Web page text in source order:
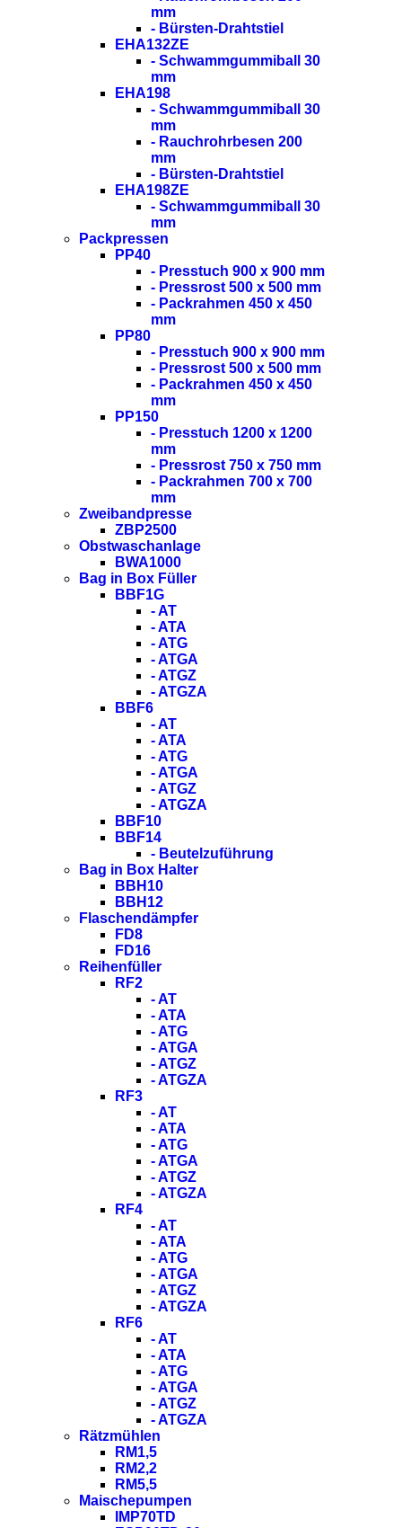
mm
- Bürsten-Drahtstiel
EHA132ZE
- Schwammgummiball 30
mm
EHA198
- Schwammgummiball 30
mm
- Rauchrohrbesen 200
mm
- Bürsten-Drahtstiel
EHA198ZE
- Schwammgummiball 30
mm
Packpressen
PP40
- Presstuch 900 x 900 mm
- Pressrost 500 x 500 mm
- Packrahmen 450 x 450
mm
PP80
- Presstuch 900 x 900 mm
- Pressrost 500 x 500 mm
- Packrahmen 450 x 450
mm
PP150
- Presstuch 1200 x 1200
mm
- Pressrost 750 x 750 mm
- Packrahmen 700 x 700
mm
Zweibandpresse
ZBP2500
Obstwaschanlage
BWA1000
Bag in Box Füller
BBF1G
- AT
- ATA
- ATG
- ATGA
- ATGZ
- ATGZA
BBF6
- AT
- ATA
- ATG
- ATGA
- ATGZ
- ATGZA
BBF10
BBF14
- Beutelzuführung
Bag in Box Halter
BBH10
BBH12
Flaschendämpfer
FD8
FD16
Reihenfüller
RF2
- AT
- ATA
- ATG
- ATGA
- ATGZ
- ATGZA
RF3
- AT
- ATA
- ATG
- ATGA
- ATGZ
- ATGZA
RF4
- AT
- ATA
- ATG
- ATGA
- ATGZ
- ATGZA
RF6
- AT
- ATA
- ATG
- ATGA
- ATGZ
- ATGZA
Rätzmühlen
RM1,5
RM2,2
RM5,5
Maischepumpen
IMP70TD